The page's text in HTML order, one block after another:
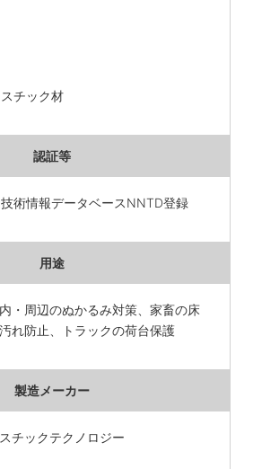
チック材
認証等
術情報データベースNNTD登録
用途
・周辺のぬかるみ対策、家畜の床
れ防止、トラックの荷台保護
製造メーカー
チックテクノロジー